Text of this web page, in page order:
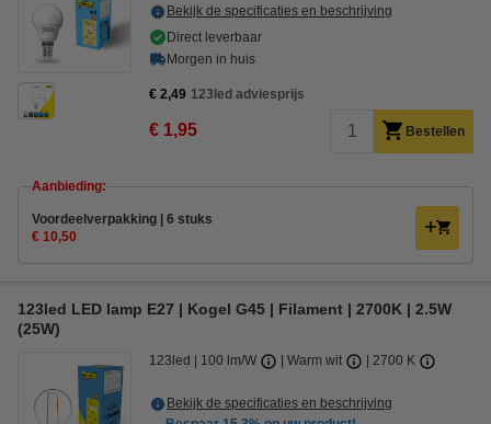
Bekijk de specificaties en beschrijving
Direct leverbaar
Morgen in huis
€ 2,49 123led adviesprijs
€ 1,95 Bestellen
Aanbieding:
Voordeelverpakking | 6 stuks
€ 10,50
123led LED lamp E27 | Kogel G45 | Filament | 2700K | 2.5W
(25W)
123led 100 lm/W Warm wit 2700 K
Bekijk de specificaties en beschrijving